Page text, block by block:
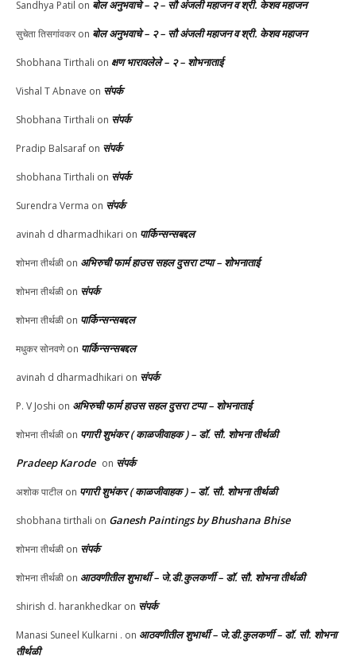
Sandhya Patil on बोल अनुभवाचे – २ – सौ अंजली महाजन व श्री. केशव महाजन
सुचेता तिसगांवकरon बोल अनुभवाचे – २ – सौ अंजली महाजन व श्री. केशव महाजन
Shobhana Tirthali on क्षण भारावलेले – २ – शोभनाताई
Vishal T Abnave on संपर्क
Shobhana Tirthali on संपर्क
Pradip Balsaraf on संपर्क
shobhana Tirthali on संपर्क
Surendra Verma on संपर्क
avinah d dharmadhikari on पार्किन्सन्सबद्दल
शोभना तीर्थळी on अभिरुची फार्म हाउस सहल दुसरा टप्पा – शोभनाताई
शोभना तीर्थळी on संपर्क
शोभना तीर्थळी on पार्किन्सन्सबद्दल
मधुकर सोनवणेon पार्किन्सन्सबद्दल
avinah d dharmadhikari on संपर्क
P. V Joshi on अभिरुची फार्म हाउस सहल दुसरा टप्पा – शोभनाताई
शोभना तीर्थळी on पगारी शुभंकर ( काळजीवाहक ) – डॉ. सौ. शोभना तीर्थळी
Pradeep Karode on संपर्क
अशोक पाटील on पगारी शुभंकर ( काळजीवाहक ) – डॉ. सौ. शोभना तीर्थळी
shobhana tirthali on Ganesh Paintings by Bhushana Bhise
शोभना तीर्थळी on संपर्क
शोभना तीर्थळी on आठवणीतील शुभार्थी – जे.डी.कुलकर्णी – डॉ. सौ. शोभना तीर्थळी
shirish d. harankhedkar on संपर्क
Manasi Suneel Kulkarni . on आठवणीतील शुभार्थी – जे.डी.कुलकर्णी – डॉ. सौ. शोभना
तीर्थळी